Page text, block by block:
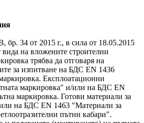
бр. 34 от 2015 г., в сила от 18.05.2015
вида на вложените строителни
трябва да отговаря на
за изпитване на БДС EN 1436
Експлоатационни
маркировка" и/или на БДС EN
маркировка. Готови материали за
на БДС EN 1463 "Материали за
пътни кабари".